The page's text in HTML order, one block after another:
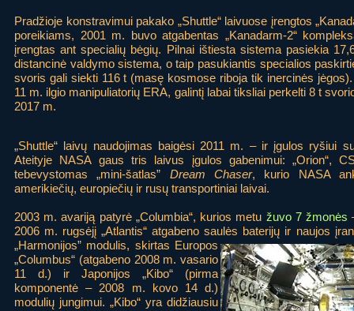
Pradžioje konstravimui pakako „Shuttle“ laivuose įrengtos
poreikiams, 2001 m. buvo atgabentas „Kanadarm-2“
įrengtas ant specialių bėgių. Pilnai ištiesta sistema pasiekia
distancinė valdymo sistema, o taip pasukiantis specialios
svoris gali siekti 116 t (masę kosmose riboja tik inercinės
11 m. ilgio manipuliatorių ERA, galintį labai tiksliai perkelti 8 t
2017 m.
„Shuttle“ laivų naudojimas baigėsi 2011 m. – ir įgulos ryšiui
Ateityje NASA gaus tris laivus įgulos gabenimui: „Orion“,
tebevystomas „mini-šatlas” Dream Chaser, kurio NASA
amerikiečių, europiečių ir rusų transportiniai laivai.
2003 m. avariją patyrė „Columbia“, kurios metu žuvo 7 žmonės
2006 m. rugsėjį „Atlantis“ atgabeno saulės baterijų ir naujos
„Harmonijos” modulis, skirtas Europos
„Columbus“ (atgabeno 2008 m. vasario
11 d.) ir Japonijos „Kibo“ (pirma
komponentė – 2008 m. kovo 14 d.)
modulių jungimui. „Kibo“ yra didžiausiu